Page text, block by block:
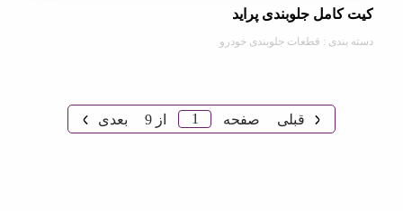
جلوبندی پراید
: قطعات جلوبندی خودرو
صفحه 1 از بعدی